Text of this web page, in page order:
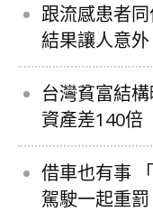
跟流感患者
結果讓人意外
台灣貧富結
資產差140倍
借車也有事
駕駛一起重罰